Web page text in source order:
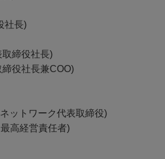
社長)
締役社長)
役社長兼COO)
ットワーク代表取締役)
高経営責任者)